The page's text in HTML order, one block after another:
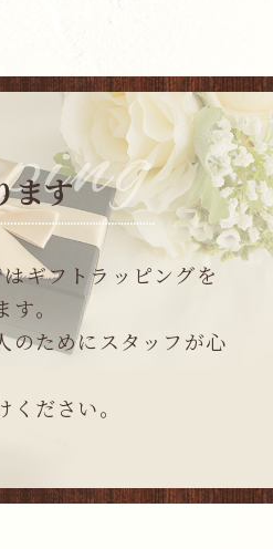
ます
ギフトラッピングを
す｡
のためにスタッフが心
ください｡